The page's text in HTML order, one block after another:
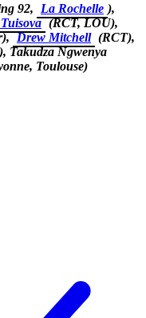
92, La Rochelle ),
(RCT, LOU),
Drew Mitchell (RCT),
Takudza Ngwenya
Toulouse)